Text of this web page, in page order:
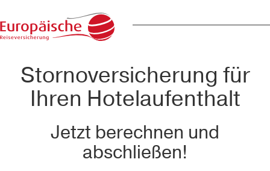
Stornoversicherung für
Ihren Hotelaufenthalt
Jetzt berechnen und
abschließen!